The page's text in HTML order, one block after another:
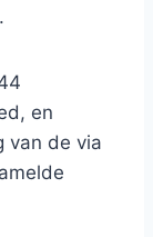
en
van de via